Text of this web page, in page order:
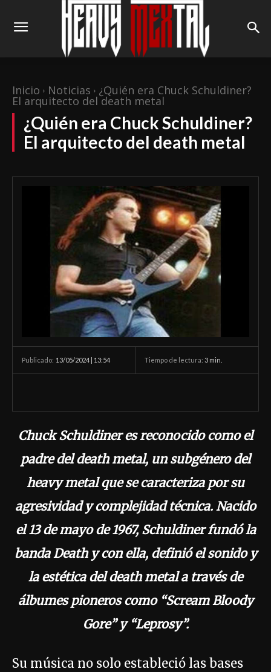
Inicio Noticias ¿Quién era Chuck Schuldiner?
El arquitecto del death metal
¿Quién era Chuck Schuldiner?
El arquitecto del death metal
Publicado: 13/05/2024 | 13:54 Tiempo de lectura: 3 min.
Chuck Schuldiner es reconocido como el
padre del death metal, un subgénero del
heavy metal que se caracteriza por su
agresividad y complejidad técnica. Nacido
el 13 de mayo de 1967, Schuldiner fundó la
banda Death y con ella, definió el sonido y
la estética del death metal a través de
álbumes pioneros como “Scream Bloody
Gore” y “Leprosy”.
Su música no solo estableció las bases